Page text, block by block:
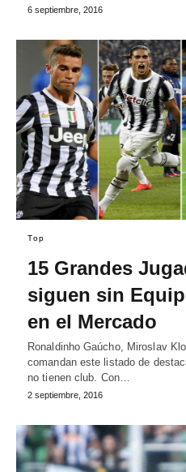
6 septiembre, 2016
Top
15 Grandes
siguen sin
en el Mercado
Ronaldinho Gaúcho, Miroslav
comandan este listado de
no tienen club. Con…
2 septiembre, 2016